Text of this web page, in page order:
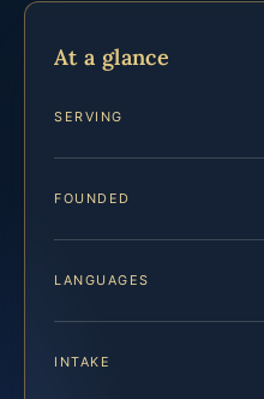
At a glance
SERVING
FOUNDED
LANGUAGES
INTAKE